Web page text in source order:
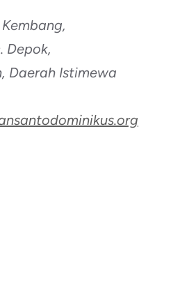
Depok,
Daerah Istimewa